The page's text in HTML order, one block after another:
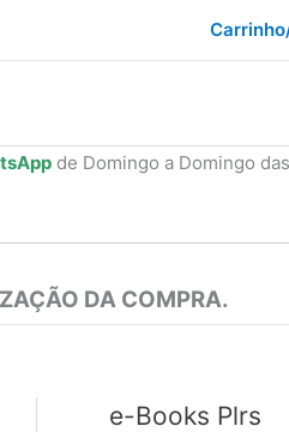
de Domingo a Domingo
DA COMPRA.
e-Books Plrs